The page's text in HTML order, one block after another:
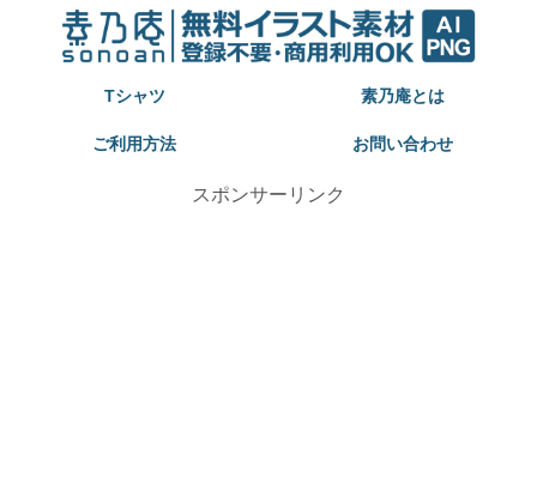
Tシャツ 素乃庵とは
ご利用方法 お問い合わせ
スポンサーリンク